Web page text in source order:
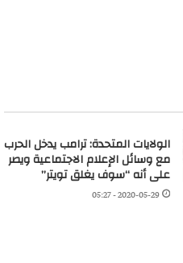
الولايات المتحدة: ترامب يدخل الحرب
مع وسائل الإعلام الاجتماعية ويصر
على أنه “سوف يغلق تويتر”
2020-05-29 - 05:27